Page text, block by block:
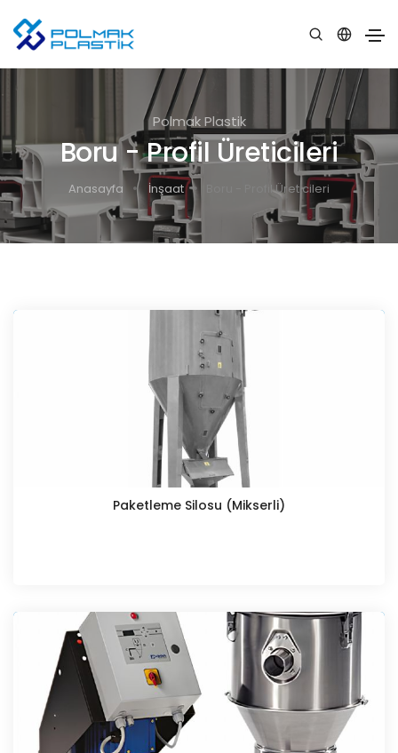
Polmak Plastik
Boru - Profil Üreticileri
Anasayfa İnşaat Boru - Profil Üreticileri
Paketleme Silosu (Mikserli)